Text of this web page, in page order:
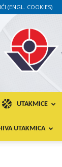
(ENGL. COOKIES)
UTAKMICE
UTAKMICA